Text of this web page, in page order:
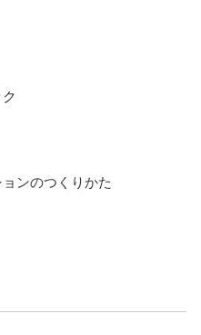
ンのつくりかた